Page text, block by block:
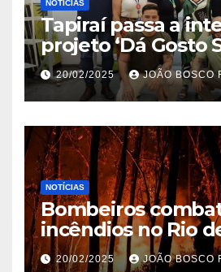
NOTÍCIAS
Tapiraí passa a
projeto ‘Dá Gosto
Ribeira’ | ASN São
20/02/2025 JOÃO BOSCO
NOTÍCIAS
Bombeiros
incêndios no Rio
em 2025
20/02/2025 JOÃO BOSCO